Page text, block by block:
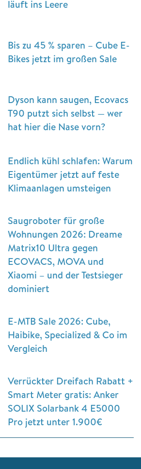
läuft ins Leere
Bis zu 45 % sparen – Cube E-
Bikes jetzt im großen Sale
Dyson kann saugen, Ecovacs
T90 putzt sich selbst — wer
hat hier die Nase vorn?
Endlich kühl schlafen: Warum
Eigentümer jetzt auf feste
Klimaanlagen umsteigen
Saugroboter für große
Wohnungen 2026: Dreame
Matrix10 Ultra gegen
ECOVACS, MOVA und
Xiaomi – und der Testsieger
dominiert
E-MTB Sale 2026: Cube,
Haibike, Specialized & Co im
Vergleich
Verrückter Dreifach Rabatt +
Smart Meter gratis: Anker
SOLIX Solarbank 4 E5000
Pro jetzt unter 1.900€